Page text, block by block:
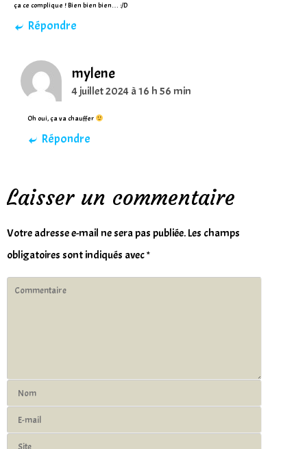
ça ce complique ! Bien bien bien… :/D
Répondre
mylene
4 juillet 2024 à 16 h 56 min
Oh oui, ça va chauffer
Répondre
Laisser un commentaire
Votre adresse e-mail ne sera pas publiée.Les champs
obligatoires sont indiqués avec*